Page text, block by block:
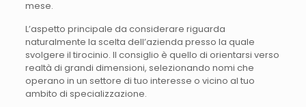
mese.
L’aspetto principale da considerare riguarda
naturalmente la scelta dell’azienda presso la quale
svolgere il tirocinio. Il consiglio è quello di orientarsi verso
realtà di grandi dimensioni, selezionando nomi che
operano in un settore di tuo interesse o vicino al tuo
ambito di specializzazione.